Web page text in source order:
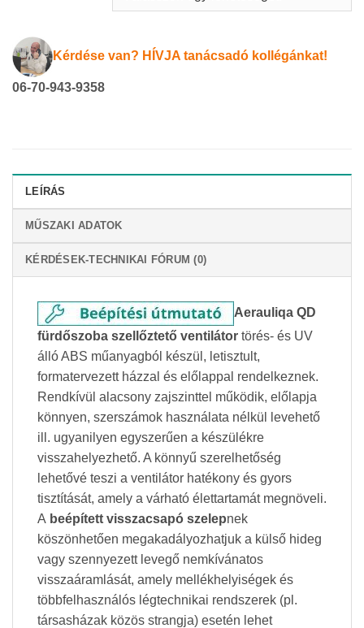
Kérdése van? HÍVJA tanácsadó kollégánkat!
06-70-943-9358
LEÍRÁS
MŰSZAKI ADATOK
KÉRDÉSEK-TECHNIKAI FÓRUM (0)
Aerauliqa QD
fürdőszoba szellőztető ventilátor törés- és UV
álló ABS műanyagból készül, letisztult,
formatervezett házzal és előlappal rendelkeznek.
Rendkívül alacsony zajszinttel működik, előlapja
könnyen, szerszámok használata nélkül levehető
ill. ugyanilyen egyszerűen a készülékre
visszahelyezhető. A könnyű szerelhetőség
lehetővé teszi a ventilátor hatékony és gyors
tisztítását, amely a várható élettartamát megnöveli.
A beépített visszacsapó szelepnek
köszönhetően megakadályozhatjuk a külső hideg
vagy szennyezett levegő nemkívánatos
visszaáramlását, amely mellékhelyiségek és
többfelhasználós légtechnikai rendszerek (pl.
társasházak közös strangja) esetén lehet